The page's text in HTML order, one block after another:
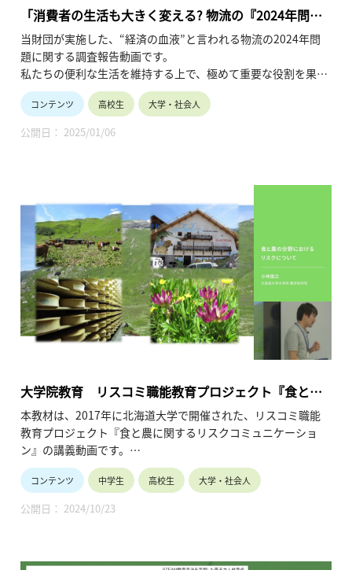
「概要説明」、授業にて使用した「指導案」、「生徒プリン
ト」である。
貴校にて同様の授業を実施される場合、掲載した資料の2次利
用は可能である。加えて、下記まで連絡があれば、本校が実際
に授業にて資料したプレゼンテーションファイルを提供するこ
とができる。
≪連絡先≫ 滋賀県立彦根東高等学校GSI推進課 教科融
合授業担当者
「消費者の生活も大きく変える? 物流の『2024年問
題』」
当財団が実施した、“経済の血液”と言われる物流の2024年問
題に関する調査報告動画です。
私たちの便利な生活を維持する上で、極めて重要な役割を果た
している物流業界が直面している「2024年問題」。
トラックドライバーの労働環境を改善するために、2024年4月
より時間外労働の上限が年間960時間に規制されました。
物流の停滞や更なるトラックドライバー不足が懸念される中、
コンテンツ 高校生 大学・社会人
公開日： 2025/01/06
大学院教育 リスコミ職能教育プロジェクト『食と農
に関するリスクコミュニケーション』（2016）
本教材は、2017年に北海道大学で開催された、リスコミ職能
教育プロジェクト『食と農に関するリスクコミュニケーショ
ン』の講義動画です。
ここでは、夏季試行カリキュラム／冬季カリキュラムで実施し
たいくつかの講義を、オープン教材として公開しています。
コンテンツ 中学生 高校生 大学・社会人
公開日： 2024/10/23